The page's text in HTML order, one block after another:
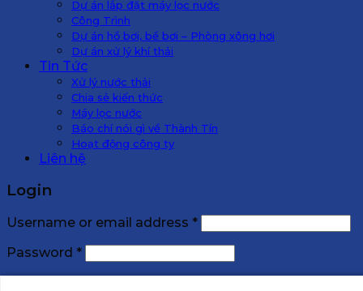
Dự án lắp đặt máy lọc nước
Công Trình
Dự án hồ bơi, bể bơi – Phòng xông hơi
Dự án xử lý khí thải
Tin Tức
Xử lý nước thải
Chia sẻ kiến thức
Máy lọc nước
Báo chí nói gì về Thành Tín
Hoạt động công ty
Liên hệ
Login
Username or email address *
Password *